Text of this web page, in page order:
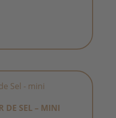
DE SEL – MINI